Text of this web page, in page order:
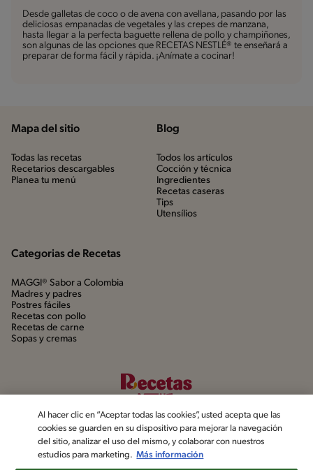
Desde galletas de coco o de avena con avellana, pasando por las
deliciosas empanadas de vegetales y las crepes de manzana,
hasta llegar a la perfecta baguette rellena de pollo y champiñones,
son algunas de las opciones que RECETAS NESTLÉ® te enseñará a
preparar de forma fácil y rápida. ¡Anímate a cocinar!
Mapa del sitio
Todas las recetas
Recetarios descargables
Planea tu menú
Blog
Todos los artículos
Cocción y técnica
Ingredientes
Recetas caseras
Tips
Utensílios
Categorias de Recetas
MAGGI® Sabor a Colombia
Madres y padres
Postres fáciles
Recetas con pollo
Recetas de carne
Sopas y cremas
Al hacer clic en “Aceptar todas las cookies”, usted acepta que las
cookies se guarden en su dispositivo para mejorar la navegación
del sitio, analizar el uso del mismo, y colaborar con nuestros
estudios para marketing. Más información